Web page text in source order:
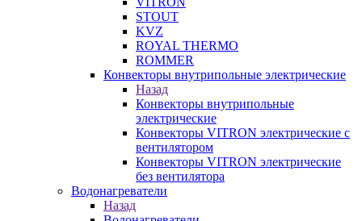
STOUT
KVZ
ROYAL THERMO
ROMMER
Конвекторы внутрипольные электрические
Назад
Конвекторы внутрипольные
электрические
Конвекторы VITRON электрические с
вентилятором
Конвекторы VITRON электрические
без вентилятора
Водонагреватели
Назад